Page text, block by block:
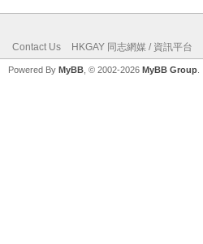
Contact Us HKGAY 同志網媒 / 資訊平台
Powered By MyBB , © 2002-2026 MyBB Group